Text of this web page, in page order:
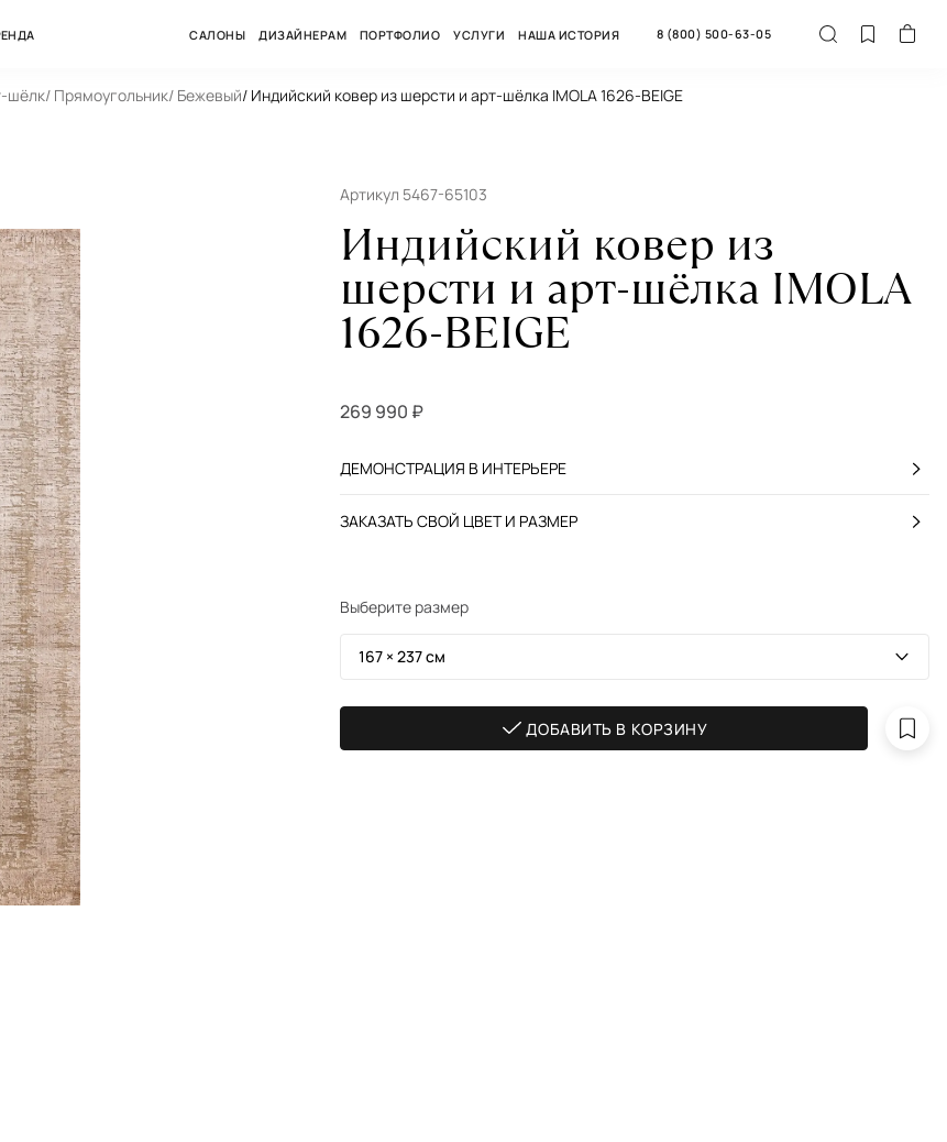
САЛОНЫ ДИЗАЙНЕРАМ ПОРТФОЛИО УСЛУГИ НАША ИСТОРИЯ 8 (800) 500-63-05
шёлк/ Прямоугольник/ Бежевый/ Индийский ковер из шерсти и арт-шёлка IMOLA 1626-BEIGE
Артикул 5467-65103
Индийский ковер из
шерсти и арт-шёлка IMOLA
1626-BEIGE
269 990 ₽
ДЕМОНСТРАЦИЯ В ИНТЕРЬЕРЕ
ЗАКАЗАТЬ СВОЙ ЦВЕТ И РАЗМЕР
Выберите размер
167 × 237 см
ДОБАВИТЬ В КОРЗИНУ